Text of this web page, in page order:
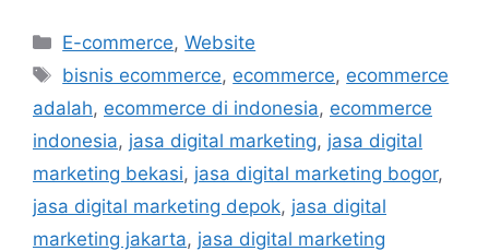
E-commerce,Website
bisnis ecommerce, ecommerce, ecommerce
adalah, ecommerce di indonesia, ecommerce
indonesia, jasa digital marketing, jasa digital
marketing bekasi, jasa digital marketing bogor,
jasa digital marketing depok, jasa digital
marketing jakarta, jasa digital marketing